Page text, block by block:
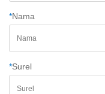
*Nama
*Surel